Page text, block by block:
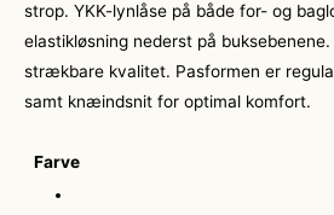
strop. YKK-lynlåse på både for- og
elastikløsning nederst på
strækbare kvalitet. Pasformen er
samt knæindsnit for optimal komfort.
Farve